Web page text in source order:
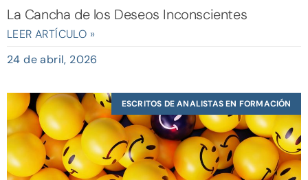
La Cancha de los Deseos Inconscientes
LEER ARTÍCULO »
24 de abril, 2026
ESCRITOS DE ANALISTAS EN FORMACIÓN